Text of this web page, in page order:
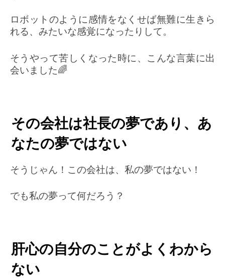
ロボットのように感情をなくせば無難に生きら
れる、みたいな感覚になったりして。
そうやって苦しくなった時に、こんな言葉に出
会いました🌈
その会社は社長の夢であり、あ
なたの夢ではない
そうじゃん！この会社は、私の夢ではない！
でも私の夢って何だろう？
肝心の自分のことがよくわから
ない